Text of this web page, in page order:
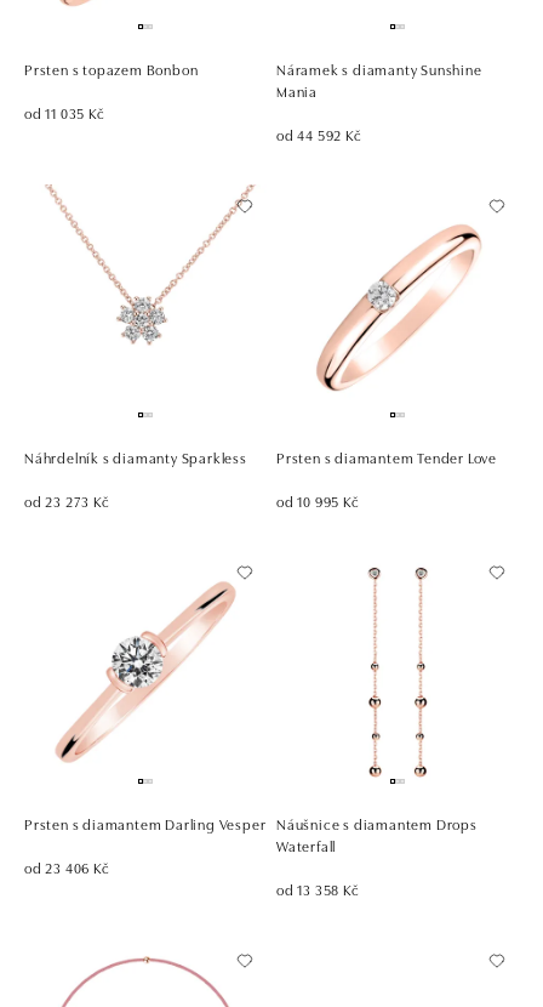
Prsten s topazem Bonbon
od 11 035 Kč
Náramek s diamanty Sunshine
Mania
od 44 592 Kč
Náhrdelník s diamanty Sparkless
od 23 273 Kč
Prsten s diamantem Tender Love
od 10 995 Kč
Prsten s diamantem Darling Vesper
od 23 406 Kč
Náušnice s diamantem Drops
Waterfall
od 13 358 Kč